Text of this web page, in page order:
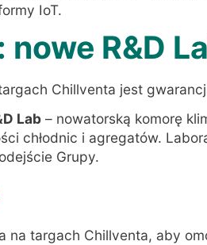
IoT.
R&D
Chillventa jest
Lab – nowatorską komorę
chłodnic i agregatów.
Grupy.
na targach Chillventa, aby